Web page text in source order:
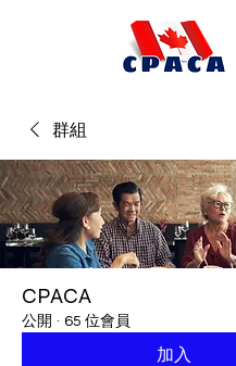
群組
CPACA
公開 · 65 位會員
加入